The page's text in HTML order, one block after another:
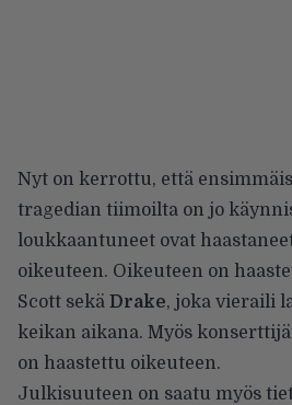
Nyt on kerrottu, että
tragedian tiimoilta on jo
loukkaantuneet ovat
oikeuteen. Oikeuteen on
Scott sekä Drake, joka vieraili
keikan aikana. Myös
on haastettu oikeuteen.
Julkisuuteen on saatu myös